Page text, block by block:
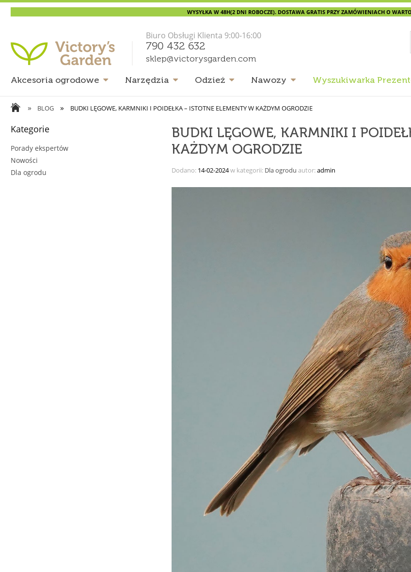
WYSYŁKA W 48H(2 DNI ROBOCZE). DOSTAWA GRATIS PRZY ZAMÓWIENIACH O
Biuro Obsługi Klienta 9:00-16:00
790 432 632
sklep@victorysgarden.com
Akcesoria ogrodowe Narzędzia Odzież Nawozy Wyszukiwarka
» BLOG » BUDKI LĘGOWE, KARMNIKI I POIDEŁKA – ISTOTNE ELEMENTY W KAŻDYM OGRODZIE
Kategorie
Porady ekspertów
Nowości
Dla ogrodu
BUDKI LĘGOWE, KARMNIKI I
KAŻDYM OGRODZIE
Dodano: 14-02-2024w kategorii: Dla ogrodu autor:admin